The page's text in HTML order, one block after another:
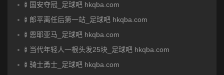
🍢国安夺冠_足球吧 hkqba.com
🍢郎平离任后第一站_足球吧 hkqba.com
🍢恩耶亚马_足球吧 hkqba.com
🍢当代年轻人一根头发25块_足球吧 hkqba.com
🍢骑士勇士_足球吧 hkqba.com